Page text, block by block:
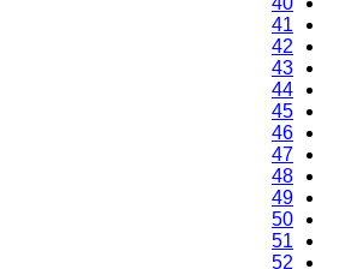
41
42
43
44
45
46
47
48
49
50
51
52